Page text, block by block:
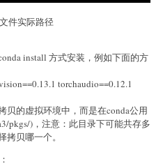
件实际路径
install 方式安装，例如下面的方
torchaudio==0.12.1
贝的虚拟环境中，而是在conda公用
pkgs/)，注意：此目录下可能共存多
贝哪一个。